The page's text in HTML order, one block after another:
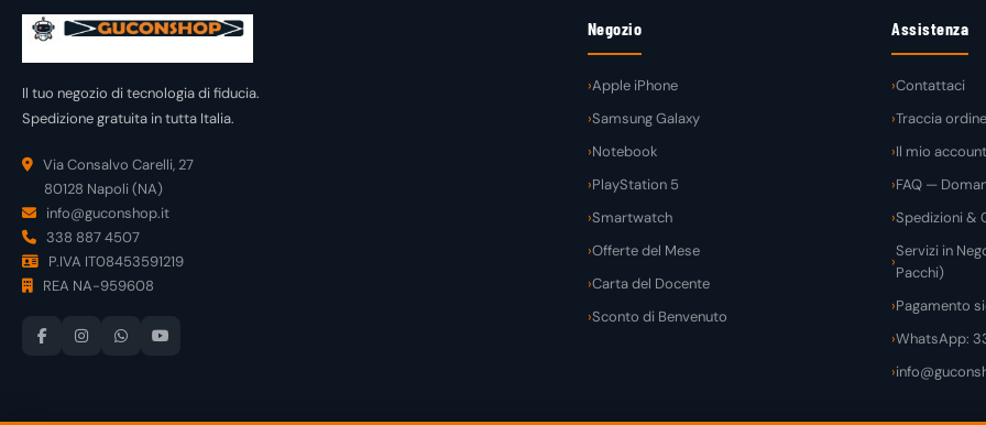
Il tuo negozio di tecnologia di fiducia.
Spedizione gratuita in tutta Italia.
Via Consalvo Carelli, 27
80128 Napoli (NA)
info@guconshop.it
338 887 4507
P.IVA IT08453591219
REA NA-959608
Negozio
Apple iPhone
Samsung Galaxy
Notebook
PlayStation 5
Smartwatch
Offerte del Mese
Carta del Docente
Sconto di Benvenuto
Assistenza
Contattaci
Traccia
Il mio
FAQ —
Spedizioni &
Servizi in
Pacchi)
Pagamento
WhatsApp: